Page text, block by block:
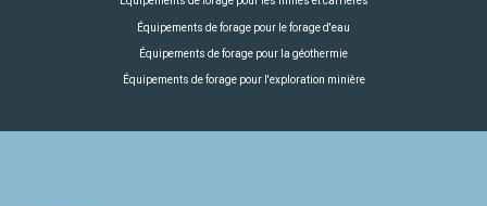
Équipements de forage pour le forage d'eau
Équipements de forage pour la géothermie
Équipements de forage pour l'exploration minière